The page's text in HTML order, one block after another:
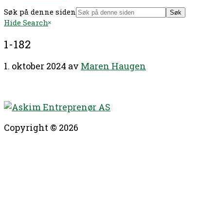
Søk på denne siden
Hide Search
1-182
1. oktober 2024 av Maren Haugen
Copyright © 2026